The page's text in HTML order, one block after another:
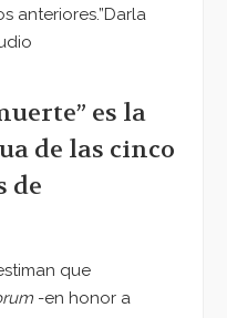
anteriores.”Darla
es la
de las cinco
de
que
-en honor a